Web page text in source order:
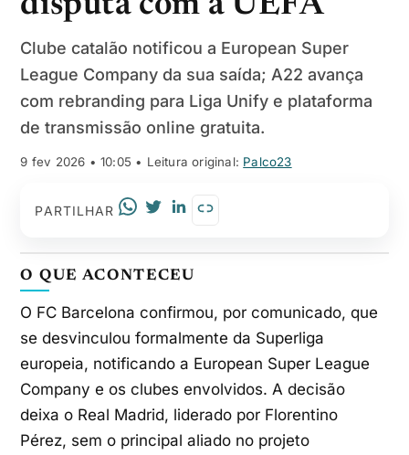
Clube catalão notificou a European Super
League Company da sua saída; A22 avança
com rebranding para Liga Unify e plataforma
de transmissão online gratuita.
9 fev 2026 • 10:05 • Leitura original: Palco23
PARTILHAR
O QUE ACONTECEU
O FC Barcelona confirmou, por comunicado, que
se desvinculou formalmente da Superliga
europeia, notificando a European Super League
Company e os clubes envolvidos. A decisão
deixa o Real Madrid, liderado por Florentino
Pérez, sem o principal aliado no projeto